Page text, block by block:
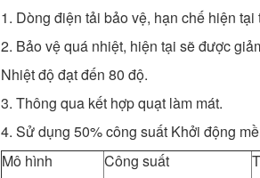
1. Dòng điện tải bảo vệ, hạn chế hiện
2. Bảo vệ quá nhiệt, hiện tại sẽ được
Nhiệt độ đạt đến 80 độ.
3. Thông qua kết hợp quạt làm mát.
4. Sử dụng 50% công suất Khởi động
Mô hình
Công suất